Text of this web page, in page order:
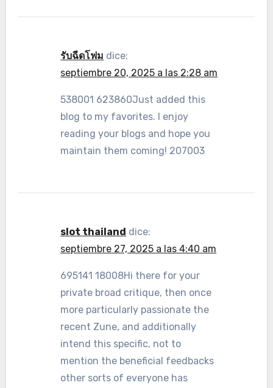
รับฉีดโฟม dice:
septiembre 20, 2025 a las 2:28 am
538001 623860Just added this
blog to my favorites. I enjoy
reading your blogs and hope you
maintain them coming! 207003
slot thailand dice:
septiembre 27, 2025 a las 4:40 am
695141 18008Hi there for your
private broad critique, then once
more particularly passionate the
recent Zune, and additionally
intend this specific, not to
mention the beneficial feedbacks
other sorts of everyone has